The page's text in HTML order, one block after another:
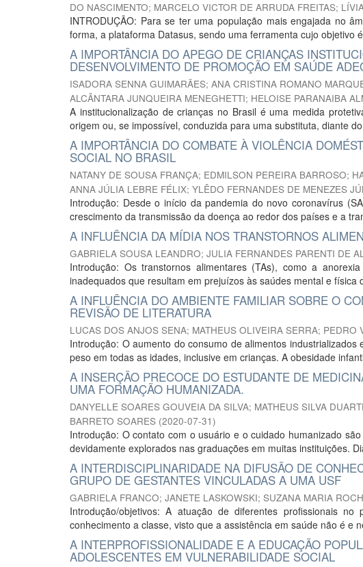
DO NASCIMENTO; MARCELO VICTOR DE ARRUDA FREITAS;
INTRODUÇÃO: Para se ter uma população mais engajada no
forma, a plataforma Datasus, sendo uma ferramenta cujo objetivo
A IMPORTÂNCIA DO APEGO DE CRIANÇAS
DESENVOLVIMENTO DE PROMOÇÃO EM SAÚDE
ISADORA SENNA GUIMARÃES; ANA CRISTINA ROMANO
ALCÂNTARA JUNQUEIRA MENEGHETTI; HELOISE PARANAIBA
A institucionalização de crianças no Brasil é uma medida
origem ou, se impossível, conduzida para uma substituta, diante
A IMPORTÂNCIA DO COMBATE À VIOLÊNCIA
SOCIAL NO BRASIL
NATANY DE SOUSA FRANÇA; EDMILSON PEREIRA BARROSO;
ANNA JÚLIA LEBRE FÉLIX; YLÊDO FERNANDES DE MENEZES
Introdução: Desde o início da pandemia do novo coronavírus
crescimento da transmissão da doença ao redor dos países e a
A INFLUÊNCIA DA MÍDIA NOS TRANSTORNOS
GABRIELA SOUSA LEANDRO; JULIA FERNANDES PARENTI DE
Introdução: Os transtornos alimentares (TAs), como a
inadequados que resultam em prejuízos às saúdes mental e física
A INFLUÊNCIA DO AMBIENTE FAMILIAR SOBRE O
REVISÃO DE LITERATURA
LUCAS DOS ANJOS SENA; MATHEUS OLIVEIRA SERRA; PEDRO
Introdução: O aumento do consumo de alimentos
peso em todas as idades, inclusive em crianças. A obesidade
A INSERÇÃO PRECOCE DO ESTUDANTE DE
UMA FORMAÇÃO HUMANIZADA.
DANYELLE SOARES GOUVEIA DA SILVA; MATHEUS SILVA
BARRETO SOARES (2020-07-31)
Introdução: O contato com o usuário e o cuidado humanizado
devidamente explorados nas graduações em muitas instituições.
A INTERDISCIPLINARIDADE NA DIFUSÃO DE
GRUPO DE GESTANTES VINCULADAS A UMA USF
GABRIELA FRANCO; JANETE LASKOWSKI; SUZANA MARIA
Introdução/objetivos: A atuação de diferentes profissionais
conhecimento a classe, visto que a assistência em saúde não é e
A INTERPROFISSIONALIDADE E A EDUCAÇÃO
ADOLESCENTES EM VULNERABILIDADE SOCIAL